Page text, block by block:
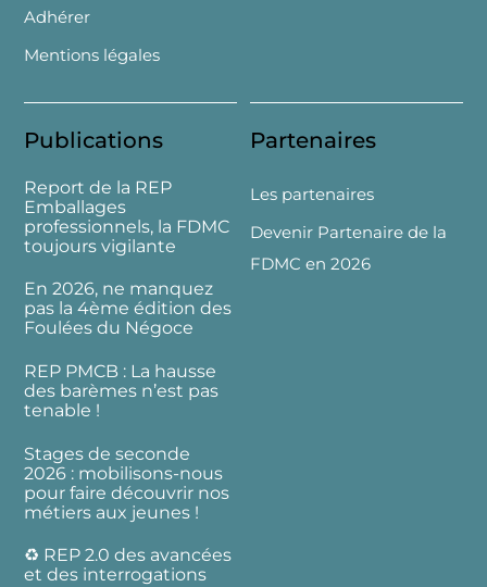
Adhérer
Mentions légales
Publications
Report de la REP
Emballages
professionnels, la FDMC
toujours vigilante
En 2026, ne manquez
pas la 4ème édition des
Foulées du Négoce
REP PMCB : La hausse
des barèmes n’est pas
tenable !
Stages de seconde
2026 : mobilisons-nous
pour faire découvrir nos
métiers aux jeunes !
♻️ REP 2.0 des avancées
et des interrogations
Partenaires
Les partenaires
Devenir Partenaire de la
FDMC en 2026